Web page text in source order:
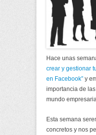
Hace unas
crear y gestionar
en Facebook” y
importancia de
mundo
Esta semana
concretos y nos